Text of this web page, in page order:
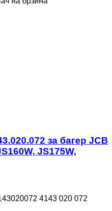
за багер JCB
JS175W,
4143 020 072